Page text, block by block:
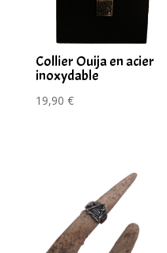
Collier Ouija en acier
inoxydable
19,90 €